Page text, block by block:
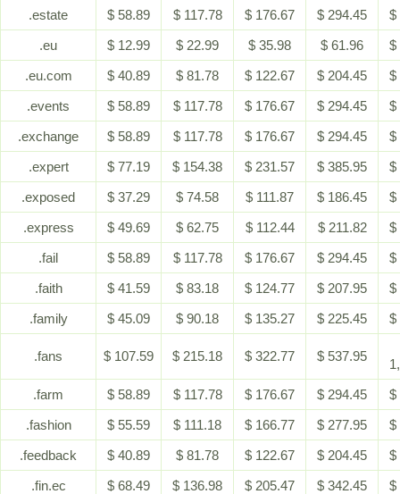
.estate $ 58.89 $ 117.78 $ 176.67 $ 294.45
$
.eu
$ 12.99 $ 22.99 $ 35.98 $ 61.96
$
.eu.com
$ 40.89 $ 81.78 $ 122.67 $ 204.45
$
.events
$ 58.89 $ 117.78 $ 176.67 $ 294.45
$
.exchange
$ 58.89 $ 117.78 $ 176.67 $ 294.45
$
.expert
$ 77.19 $ 154.38 $ 231.57 $ 385.95
$
.exposed
$ 37.29 $ 74.58 $ 111.87 $ 186.45
$
.express
$ 49.69 $ 62.75 $ 112.44 $ 211.82
$
.fail
$ 58.89 $ 117.78 $ 176.67 $ 294.45
$
.faith
$ 41.59 $ 83.18 $ 124.77 $ 207.95
$
.family
$ 45.09 $ 90.18 $ 135.27 $ 225.45 $
.fans $ 107.59 $ 215.18 $ 322.77 $ 537.95
.farm
$ 58.89 $ 117.78 $ 176.67 $ 294.45
$
.fashion
$ 55.59 $ 111.18 $ 166.77 $ 277.95
$
.feedback
$ 40.89 $ 81.78 $ 122.67 $ 204.45
$
.fin.ec
$ 68.49 $ 136.98 $ 205.47 $ 342.45 $